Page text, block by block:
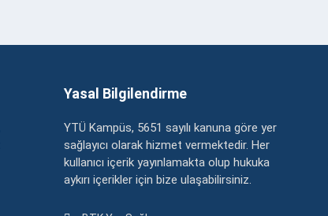
Yasal Bilgilendirme
YTÜ Kampüs, 5651 sayılı kanuna göre yer
sağlayıcı olarak hizmet vermektedir. Her
kullanıcı içerik yayınlamakta olup hukuka
aykırı içerikler için bize ulaşabilirsiniz.